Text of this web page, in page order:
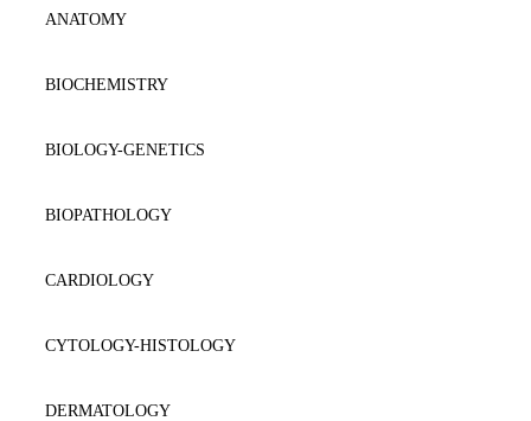
ANATOMY
BIOCHEMISTRY
BIOLOGY-GENETICS
BIOPATHOLOGY
CARDIOLOGY
CYTOLOGY-HISTOLOGY
DERMATOLOGY